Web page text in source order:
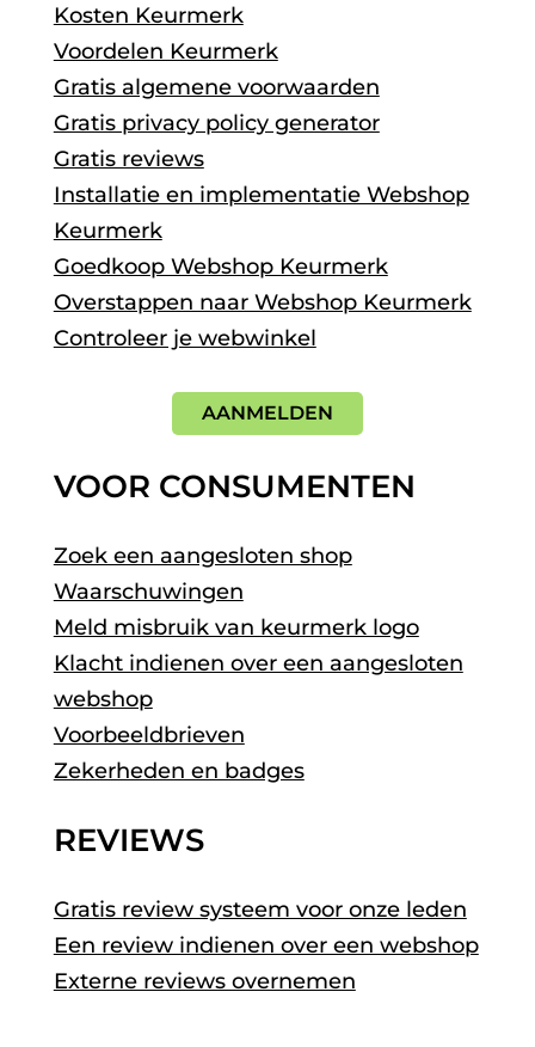
Kosten Keurmerk
Voordelen Keurmerk
Gratis algemene voorwaarden
Gratis privacy policy generator
Gratis reviews
Installatie en implementatie Webshop
Keurmerk
Goedkoop Webshop Keurmerk
Overstappen naar Webshop Keurmerk
Controleer je webwinkel
AANMELDEN
VOOR CONSUMENTEN
Zoek een aangesloten shop
Waarschuwingen
Meld misbruik van keurmerk logo
Klacht indienen over een aangesloten
webshop
Voorbeeldbrieven
Zekerheden en badges
REVIEWS
Gratis review systeem voor onze leden
Een review indienen over een webshop
Externe reviews overnemen